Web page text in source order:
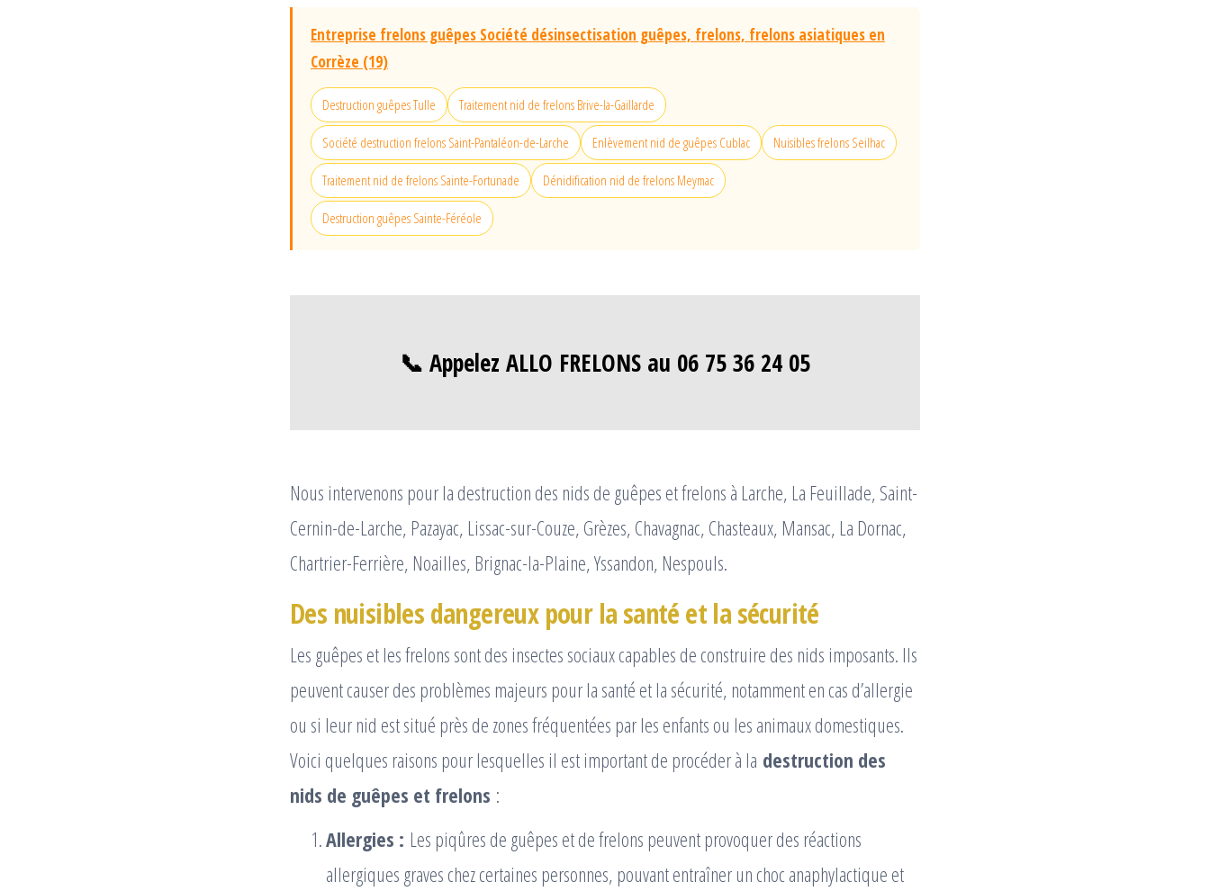
Entreprise frelons guêpes Société désinsectisation guêpes, frelons, frelons asiatiques en
Corrèze (19)
Destruction guêpes Tulle Traitement nid de frelons Brive-la-Gaillarde
Société destruction frelons Saint-Pantaléon-de-Larche Enlèvement nid de guêpes Cublac Nuisibles frelons Seilhac
Traitement nid de frelons Sainte-Fortunade Dénidification nid de frelons Meymac
Destruction guêpes Sainte-Féréole
📞 Appelez ALLO FRELONS au 06 75 36 24 05
Nous intervenons pour la destruction des nids de guêpes et frelons à Larche, La Feuillade, Saint-
Cernin-de-Larche, Pazayac, Lissac-sur-Couze, Grèzes, Chavagnac, Chasteaux, Mansac, La Dornac,
Chartrier-Ferrière, Noailles, Brignac-la-Plaine, Yssandon, Nespouls.
Des nuisibles dangereux pour la santé et la sécurité
Les guêpes et les frelons sont des insectes sociaux capables de construire des nids imposants. Ils
peuvent causer des problèmes majeurs pour la santé et la sécurité, notamment en cas d’allergie
ou si leur nid est situé près de zones fréquentées par les enfants ou les animaux domestiques.
Voici quelques raisons pour lesquelles il est important de procéder à la destruction des
nids de guêpes et frelons :
Allergies : Les piqûres de guêpes et de frelons peuvent provoquer des réactions
allergiques graves chez certaines personnes, pouvant entraîner un choc anaphylactique et